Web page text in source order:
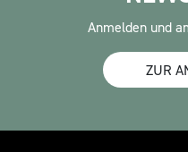
Anmelden und
ZUR